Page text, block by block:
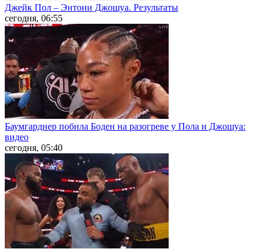
Джейк Пол – Энтони Джошуа. Результаты
сегодня, 06:55
Баумгарднер побила Боден на разогреве у Пола и Джошуа:
видео
сегодня, 05:40